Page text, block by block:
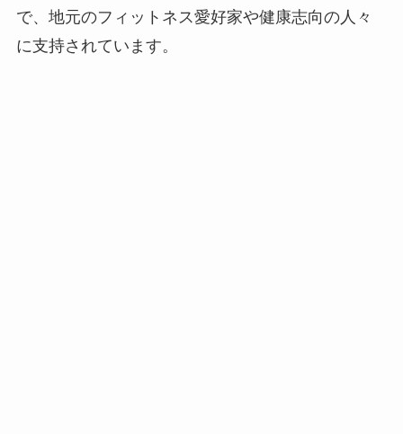
で、地元のフィットネス愛好家や健康志向の人々
に支持されています。